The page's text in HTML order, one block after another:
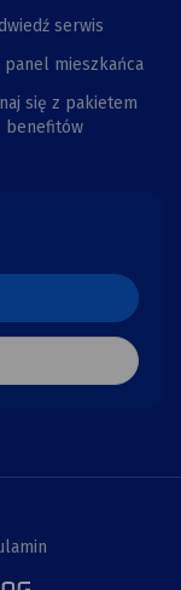
serwis
panel mieszkańca
się z pakietem
benefitów